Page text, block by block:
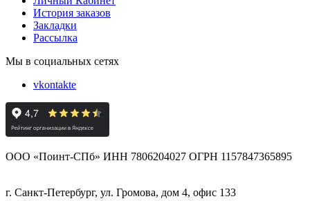
История заказов
Закладки
Рассылка
Мы в социальных сетях
vkontakte
ООО «Поинт-СПб» ИНН 7806204027 ОГРН 1157847365895
г. Санкт-Петербург, ул. Громова, дом 4, офис 133